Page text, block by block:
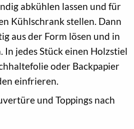
abkühlen lassen und für
Kühlschrank stellen. Dann
aus der Form lösen und in
In jedes Stück einen Holzstiel
oder Backpapier
einfrieren.
und Toppings nach